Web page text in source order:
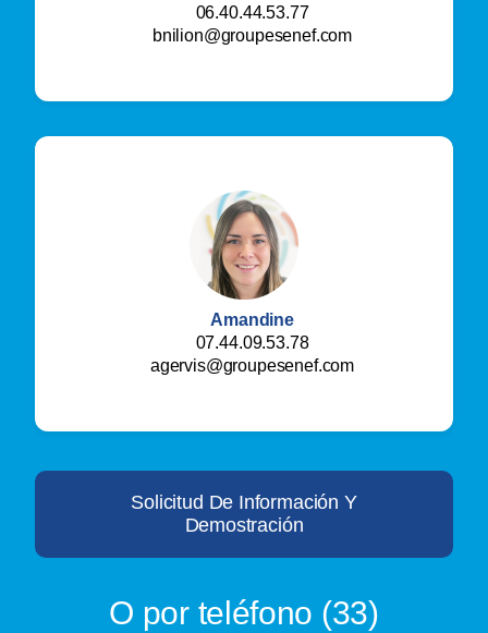
06.40.44.53.77
bnilion@groupesenef.com
Amandine
07.44.09.53.78
agervis@groupesenef.com
Solicitud De Información Y
Demostración
O por teléfono (33)